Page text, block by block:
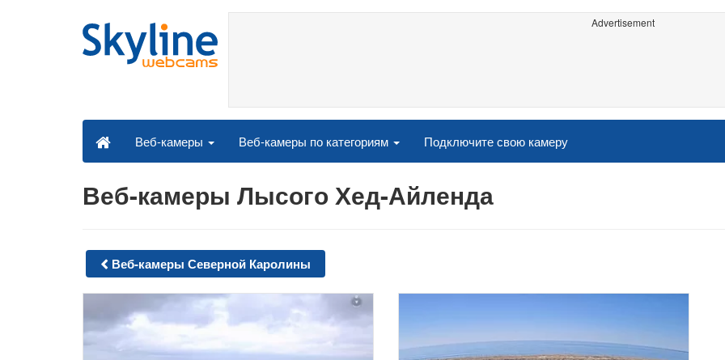
Advertisement
Веб-камеры Веб-камеры по категориям Подключите свою камеру
Веб-камеры Лысого Хед-Айленда
Веб-камеры Северной Каролины